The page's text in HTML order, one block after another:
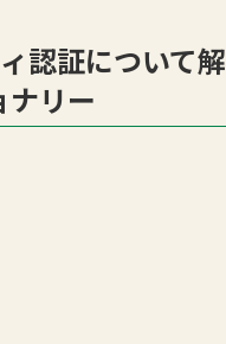
認証について
ナリー